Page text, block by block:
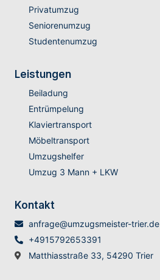
Privatumzug
Seniorenumzug
Studentenumzug
Leistungen
Beiladung
Entrümpelung
Klaviertransport
Möbeltransport
Umzugshelfer
Umzug 3 Mann + LKW
Kontakt
anfrage@umzugsmeister-trier.de
+4915792653391
Matthiasstraße 33, 54290 Trier